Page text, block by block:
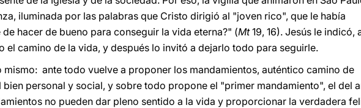
iluminada por las palabras que Cristo dirigió al "joven rico", que le había
hacer de bueno para conseguir la vida eterna?" (Mt19, 16). Jesús le indicó,
el camino de la vida, y después lo invitó a dejarlo todo para seguirle.
mismo: ante todo vuelve a proponer los mandamientos, auténtico camino de
personal y social, y sobre todo propone el "primer mandamiento", el del
no pueden dar pleno sentido a la vida y proporcionar la verdadera